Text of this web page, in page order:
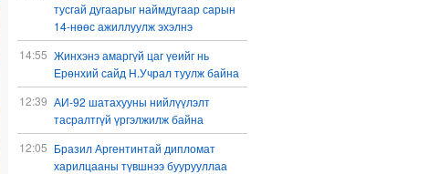
тусгай дугаарыг наймдугаар сарын
14-нөөс ажиллуулж эхэлнэ
14:55 Жинхэнэ амаргүй цаг үеийг нь
Ерөнхий сайд Н.Учрал туулж байна
12:39 АИ-92 шатахууны нийлүүлэлт
тасралтгүй үргэлжилж байна
12:05 Бразил Аргентинтай дипломат
харилцааны түвшнээ буурууллаа